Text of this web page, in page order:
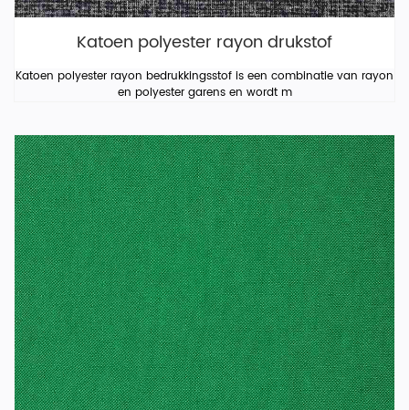
Katoen polyester rayon drukstof
Katoen polyester rayon bedrukkingsstof is een combinatie van rayon
en polyester garens en wordt m